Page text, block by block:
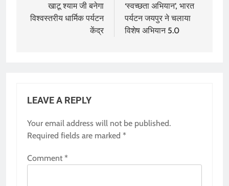
navigation
खाटू श्याम जी बनेगा
विश्वस्तरीय धार्मिक पर्यटन
केंद्र
‘स्वच्छता अभियान’, भारत
पर्यटन जयपुर ने चलाया
विशेष अभियान 5.0
LEAVE A REPLY
Your email address will not be published.
Required fields are marked *
Comment *